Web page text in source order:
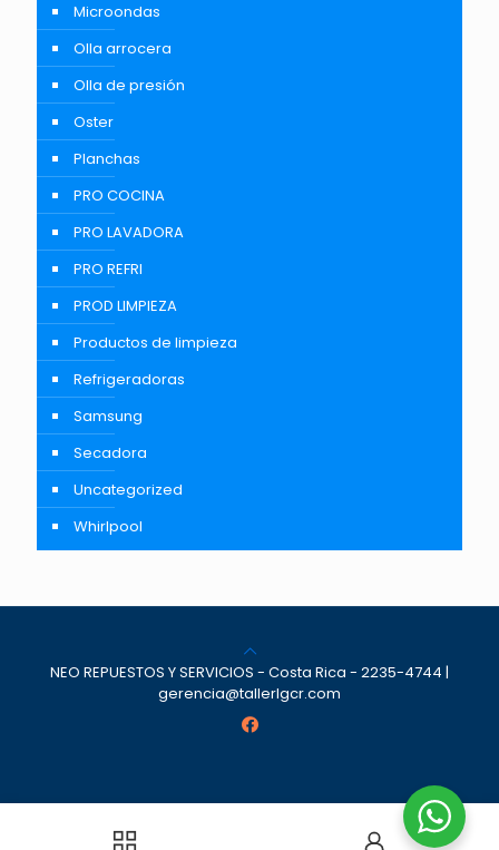
Microondas
Olla arrocera
Olla de presión
Oster
Planchas
PRO COCINA
PRO LAVADORA
PRO REFRI
PROD LIMPIEZA
Productos de limpieza
Refrigeradoras
Samsung
Secadora
Uncategorized
Whirlpool
NEO REPUESTOS Y SERVICIOS - Costa Rica - 2235-4744 |
gerencia@tallerlgcr.com